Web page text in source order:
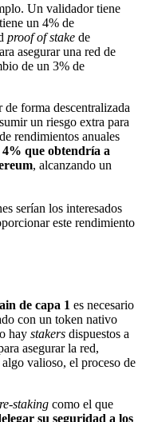
Un validador tiene
un 4% de
proof of stake de
asegurar una red de
de un 3% de
forma descentralizada
un riesgo extra para
rendimientos anuales
que obtendría a
, alcanzando un
serían los interesados
este rendimiento
de capa 1 es necesario
con un token nativo
hay stakers dispuestos a
asegurar la red,
valioso, el proceso de
re-staking como el que
su seguridad a los